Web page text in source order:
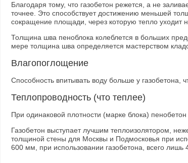
Благодаря тому, что газобетон режется, а не
точнее. Это способствует достижению меньшей
сокращение площади, через которую тепло уходит
Толщина шва пеноблока колеблется в больших
мере толщина шва определяется мастерством
Влагопоглощение
Способность впитывать воду больше у газобетона,
Теплопроводность (что теплее)
При одинаковой плотности (марке блока)
Газобетон выступает лучшим теплоизолятором,
толщиной стены для Москвы и Подмосковья при
600 мм, при использовании газобетона, всего лишь